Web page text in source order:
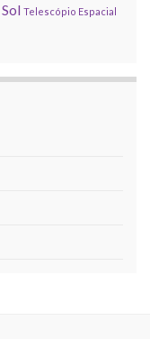
Sol Telescópio Espacial